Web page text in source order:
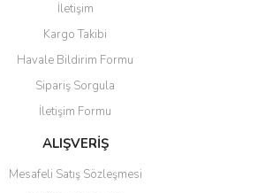
Yorum Yaz
bozuk veya görüntülenemiyor.
eksik bilgiler bulunuyor.
hatalar bulunuyor.
sitelerden daha pahalı.
farklı alternatifler olmalı.
İletişim
Kargo Takibi
Havale Bildirim Formu
Sipariş Sorgula
İletişim Formu
ALIŞVERİŞ
Mesafeli Satış Sözleşmesi